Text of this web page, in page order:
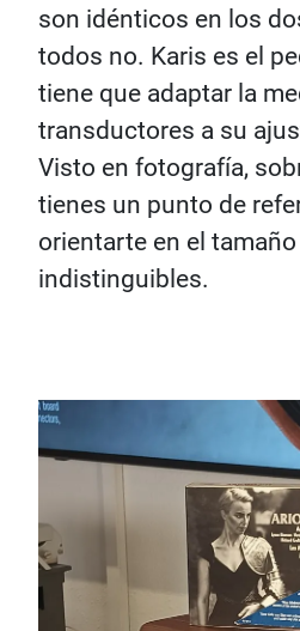
son idénticos en los
todos no. Karis es el
tiene que adaptar la
transductores a su
Visto en fotografía,
tienes un punto de
orientarte en el
indistinguibles.